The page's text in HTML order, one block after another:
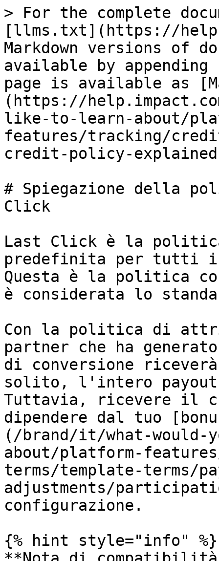
> For the complete
[llms.txt](https://
Markdown versions of
available by
page is available as
(https://
like-to-learn-about/
features/tracking/
credit-policy-
# Spiegazione della
Click
Last Click è la
predefinita per tutti i
Questa è la politica
è considerata lo
Con la politica di
partner che ha
di conversione
solito, l'intero payout
Tuttavia, ricevere il
dipendere dal tuo
(/brand/it/what-
about/platform-
terms/template-terms/
adjustments/
configurazione.
{% hint style="info" %}